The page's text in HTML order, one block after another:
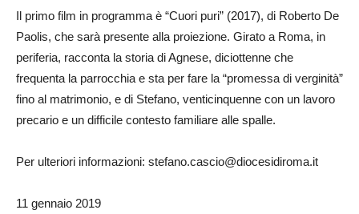
Il primo film in programma è “Cuori puri” (2017), di Roberto De
Paolis, che sarà presente alla proiezione. Girato a Roma, in
periferia, racconta la storia di Agnese, diciottenne che
frequenta la parrocchia e sta per fare la “promessa di verginità”
fino al matrimonio, e di Stefano, venticinquenne con un lavoro
precario e un difficile contesto familiare alle spalle.
Per ulteriori informazioni: stefano.cascio@diocesidiroma.it
11 gennaio 2019